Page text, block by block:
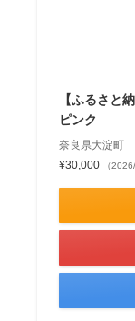
【ふるさと
ピンク
奈良県大淀町
¥30,000
（